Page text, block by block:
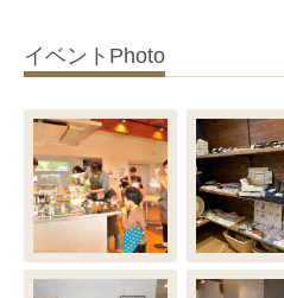
イベントPhoto